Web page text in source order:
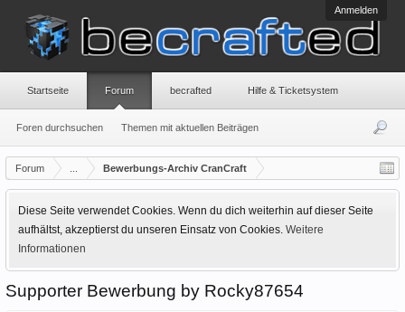
Anmelden
Forum Bewerbungs-Archiv CranCraft
Diese Seite verwendet Cookies. Wenn du dich weiterhin auf dieser Seite
aufhältst, akzeptierst du unseren Einsatz von Cookies. Weitere
Informationen
Supporter Bewerbung by Rocky87654
Startseite Forum
Foren durchsuchen Themen mit aktuellen Beiträgen
becrafted Hilfe & Ticketsystem